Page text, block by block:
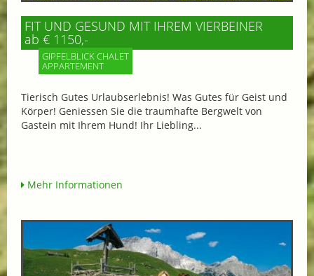
FIT UND GESUND MIT IHREM VIERBEINER
ab € 1150,-
GIPFELBLICK CHALET
APPARTEMENT
Tierisch Gutes Urlaubserlebnis! Was Gutes für Geist und
Körper! Geniessen Sie die traumhafte Bergwelt von
Gastein mit Ihrem Hund! Ihr Liebling...
Mehr Informationen